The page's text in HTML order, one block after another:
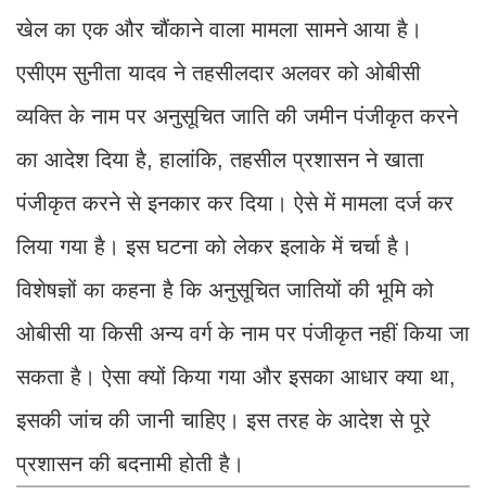
खेल का एक और चौंकाने वाला मामला सामने आया है।
एसीएम सुनीता यादव ने तहसीलदार अलवर को ओबीसी
व्यक्ति के नाम पर अनुसूचित जाति की जमीन पंजीकृत करने
का आदेश दिया है, हालांकि, तहसील प्रशासन ने खाता
पंजीकृत करने से इनकार कर दिया। ऐसे में मामला दर्ज कर
लिया गया है। इस घटना को लेकर इलाके में चर्चा है।
विशेषज्ञों का कहना है कि अनुसूचित जातियों की भूमि को
ओबीसी या किसी अन्य वर्ग के नाम पर पंजीकृत नहीं किया जा
सकता है। ऐसा क्यों किया गया और इसका आधार क्या था,
इसकी जांच की जानी चाहिए। इस तरह के आदेश से पूरे
प्रशासन की बदनामी होती है।